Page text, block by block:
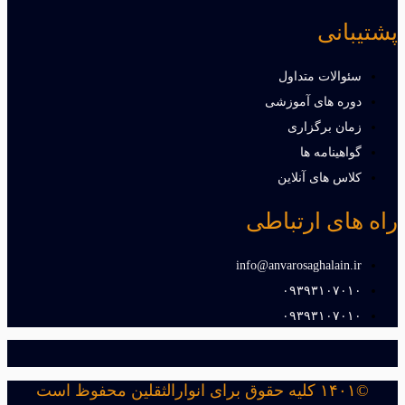
پشتیبانی
سئوالات متداول
دوره های آموزشی
زمان برگزاری
گواهینامه ها
کلاس های آنلاین
راه های ارتباطی
info@anvarosaghalain.ir​
۰۹۳۹۳۱۰۷۰۱۰​
۰۹۳۹۳۱۰۷۰۱۰​
©۱۴۰۱ کلیه حقوق برای انوارالثقلین محفوظ است